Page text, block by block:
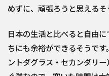
めずに、頑張ろうと思えるそ
日本の生活と比べると自由
ちにも余裕ができるそうで
ントダグラス・セカンダリ